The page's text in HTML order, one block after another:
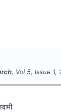
, Vol 5, Issue 1,